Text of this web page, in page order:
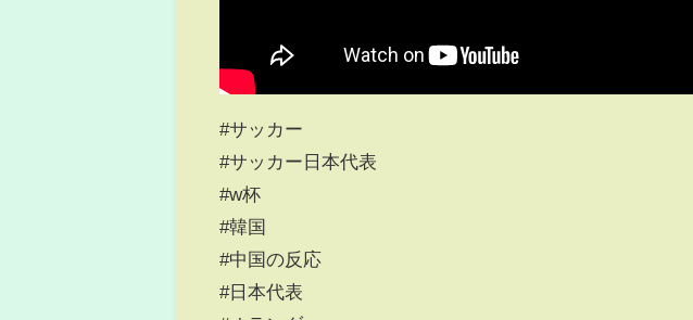
#サッカー
#サッカー日本代表
#w杯
#韓国
#中国の反応
#日本代表